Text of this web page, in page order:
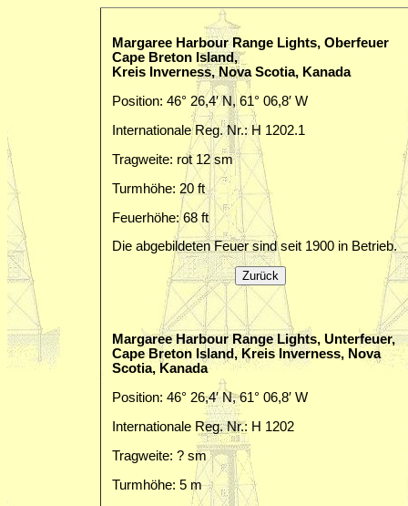
Margaree Harbour Range Lights, Oberfeuer
Cape Breton Island,
Kreis Inverness, Nova Scotia, Kanada
Position: 46° 26,4′ N, 61° 06,8′ W
Internationale Reg. Nr.: H 1202.1
Tragweite: rot 12 sm
Turmhöhe: 20 ft
Feuerhöhe: 68 ft
Die abgebildeten Feuer sind seit 1900 in Betrieb.
Margaree Harbour Range Lights, Unterfeuer,
Cape Breton Island, Kreis Inverness, Nova
Scotia, Kanada
Position: 46° 26,4′ N, 61° 06,8′ W
Internationale Reg. Nr.: H 1202
Tragweite: ? sm
Turmhöhe: 5 m